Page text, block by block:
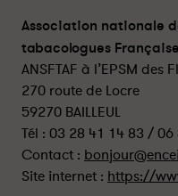
Association nationale
tabacologues
ANSFTAF à l’EPSM des
270 route de Locre
59270 BAILLEUL
Tél : 03 28 41 14 83 /
Contact :
Site internet : https://